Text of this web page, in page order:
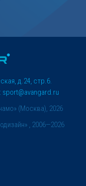
(Москва), 2026
д.24, стр.6.
sport@avangard.ru
, 2006—2026